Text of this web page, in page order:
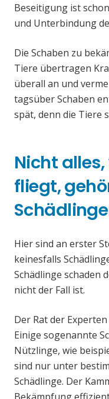
Beseitigung ist
und Unterbindung
Die Schaben zu
Tiere übertragen
überall an und
tagsüber Schaben
spät, denn die Tiere
Nicht
fliegt,
Hier sind an erster
keinesfalls
Schädlinge schaden
nicht der Fall ist.
Der Rat der
Einige sogenannte
Nützlinge, wie
sind nur unter
Schädlinge. Der